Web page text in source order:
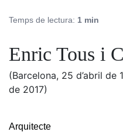
Temps de lectura: 1 min
Enric Tous i
(Barcelona, 25 d’abril
de 2017)
Arquitecte